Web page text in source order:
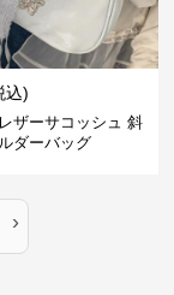
込)
ザーサコッシュ 斜
ダーバッグ
›